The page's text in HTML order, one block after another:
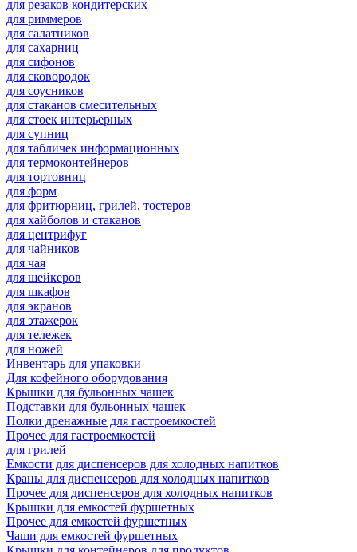
для резаков кондитерских
для риммеров
для салатников
для сахарниц
для сифонов
для сковородок
для соусников
для стаканов смесительных
для стоек интерьерных
для супниц
для табличек информационных
для термоконтейнеров
для тортовниц
для форм
для фритюрниц, грилей, тостеров
для хайболов и стаканов
для центрифуг
для чайников
для чая
для шейкеров
для шкафов
для экранов
для этажерок
для тележек
для ножей
Инвентарь для упаковки
Для кофейного оборудования
Крышки для бульонных чашек
Подставки для бульонных чашек
Полки дренажные для гастроемкостей
Прочее для гастроемкостей
для грилей
Емкости для диспенсеров для холодных напитков
Краны для диспенсеров для холодных напитков
Прочее для диспенсеров для холодных напитков
Крышки для емкостей фуршетных
Прочее для емкостей фуршетных
Чаши для емкостей фуршетных